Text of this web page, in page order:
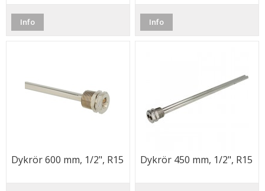
Info Info
Dykrör 600 mm, 1/2", R15 Dykrör 450 mm, 1/2", R15